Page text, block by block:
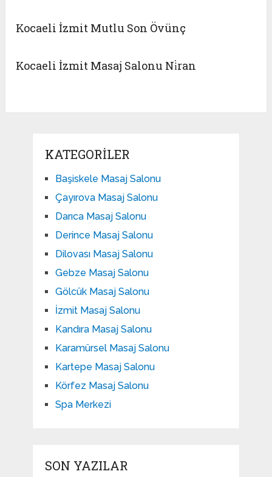
Kocaeli İzmit Mutlu Son Övünç
Kocaeli İzmit Masaj Salonu Ni̇ran
KATEGORILER
Başiskele Masaj Salonu
Çayırova Masaj Salonu
Darıca Masaj Salonu
Derince Masaj Salonu
Dilovası Masaj Salonu
Gebze Masaj Salonu
Gölcük Masaj Salonu
İzmit Masaj Salonu
Kandıra Masaj Salonu
Karamürsel Masaj Salonu
Kartepe Masaj Salonu
Körfez Masaj Salonu
Spa Merkezi
SON YAZILAR